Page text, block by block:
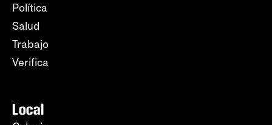
Política
Salud
Trabajo
Verifica
Local